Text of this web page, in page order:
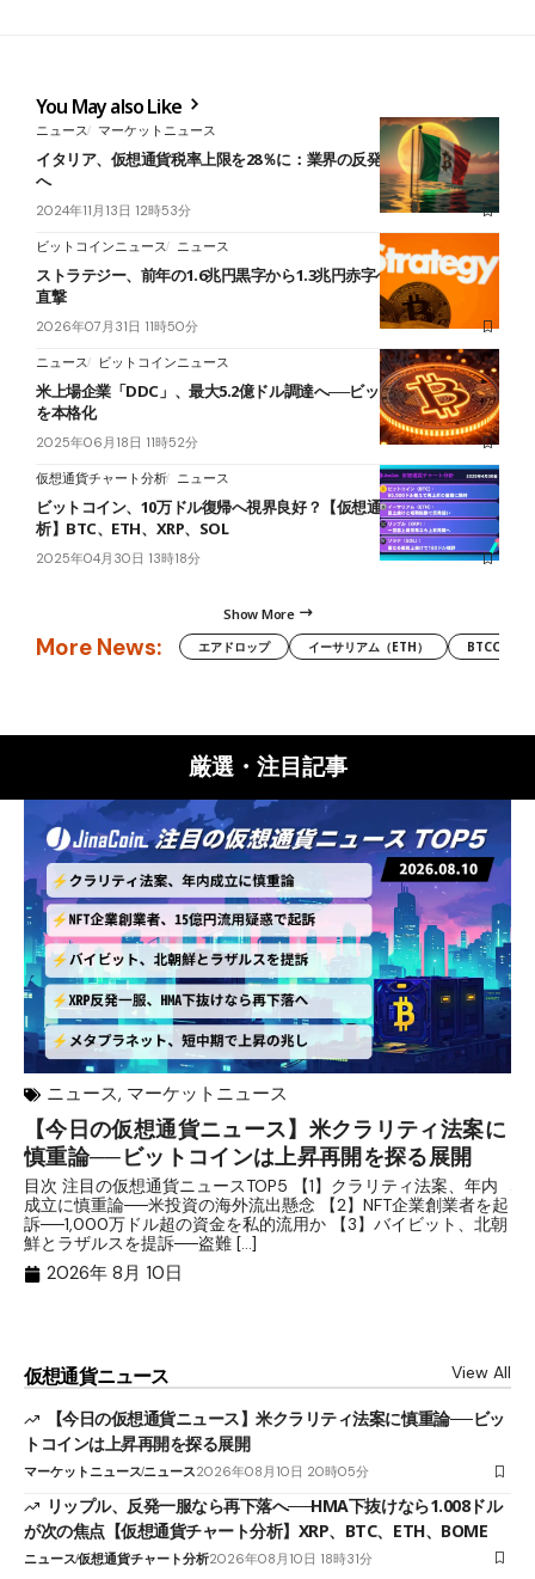
You May also Like
ニュース マーケットニュース
イタリア、仮想通貨税率上限を28％に：業界の反発で増税幅を抑制
へ
2024年11月13日 12時53分
ビットコインニュース ニュース
ストラテジー、前年の1.6兆円黒字から1.3兆円赤字へ──BTC下落が
直撃
2026年07月31日 11時50分
ニュース ビットコインニュース
米上場企業「DDC」、最大5.2億ドル調達へ──ビットコイン保有戦略
を本格化
2025年06月18日 11時52分
仮想通貨チャート分析 ニュース
ビットコイン、10万ドル復帰へ視界良好？【仮想通貨チャート分
析】BTC、ETH、XRP、SOL
2025年04月30日 13時18分
Show More
More News: エアドロップ イーサリアム（ETH） BTCC
厳選・注目記事
ニュース, マーケットニュース
【今日の仮想通貨ニュース】米クラリティ法案に
慎重論──ビットコインは上昇再開を探る展開
目次 注目の仮想通貨ニュースTOP5 【1】クラリティ法案、年内
成立に慎重論──米投資の海外流出懸念 【2】NFT企業創業者を起
訴──1,000万ドル超の資金を私的流用か 【3】バイビット、北朝
鮮とラザルスを提訴──盗難 […]
2026年 8月 10日
仮想通貨ニュース View All
【今日の仮想通貨ニュース】米クラリティ法案に慎重論──ビッ
トコインは上昇再開を探る展開
マーケットニュースニュース2026年08月10日 20時05分
リップル、反発一服なら再下落へ──HMA下抜けなら1.008ドル
が次の焦点【仮想通貨チャート分析】XRP、BTC、ETH、BOME
ニュース仮想通貨チャート分析2026年08月10日 18時31分